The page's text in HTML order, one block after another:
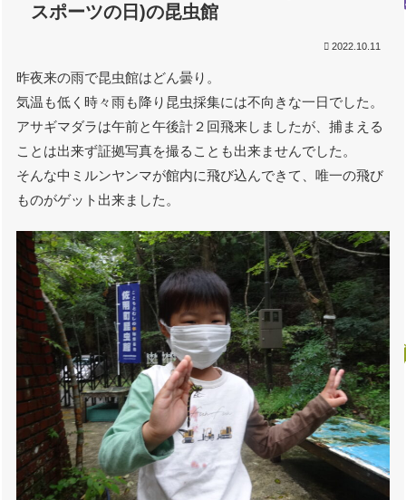
スポーツの日)の昆虫館
2022.10.11
昨夜来の雨で昆虫館はどん曇り。
気温も低く時々雨も降り昆虫採集には不向きな一日でした。
アサギマダラは午前と午後計２回飛来しましたが、捕まえる
ことは出来ず証拠写真を撮ることも出来ませんでした。
そんな中ミルンヤンマが館内に飛び込んできて、唯一の飛び
ものがゲット出来ました。